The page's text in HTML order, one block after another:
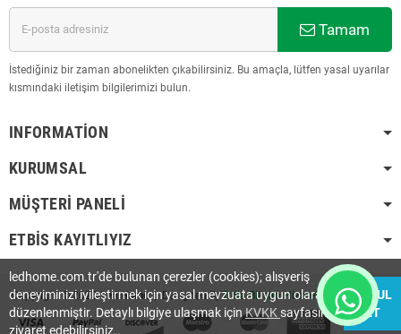
Tamam
İstediğiniz bir zaman abonelikten çıkabilirsiniz. Bu amaçla, lütfen yasal uyarılar
kısmındaki iletişim bilgilerimizi bulun.
INFORMATION
KURUMSAL
MÜŞTERI PANELI
ETBİS KAYITLIYIZ
Copyright © 2023Led Home| Designed ByTrdia Bilişim Hizmetleri Ltd. Şti.
ledhome.com.tr'de bulunan çerezler (cookies); alışveriş
deneyiminizi iyileştirmek için yasal mevzuata uygun olarak
düzenlenmiştir. Detaylı bilgiye ulaşmak içinKVKK sayfasını
ziyaret edebilirsiniz..
KABUL
ET